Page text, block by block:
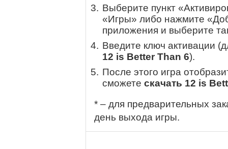
Выберите пункт
«Игры» либо нажмите
приложения и выберите
Введите ключ активации
12 is Better Than 6).
После этого игра
сможете скачать 12 is
* – для предварительных
день выхода игры.